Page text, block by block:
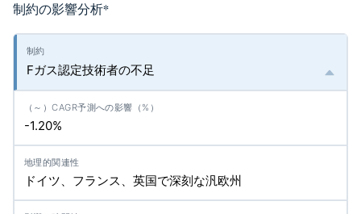
制約の影響分析*
Fガス認定技術者の不足
-1.20%
ドイツ、フランス、英国で深刻な汎欧州